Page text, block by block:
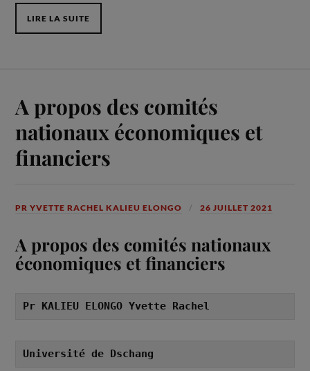
LIRE LA SUITE
A propos des comités
nationaux économiques et
financiers
PR YVETTE RACHEL KALIEU ELONGO 26 JUILLET 2021
A propos des comités nationaux
économiques et financiers
Pr KALIEU ELONGO Yvette Rachel
Université de Dschang